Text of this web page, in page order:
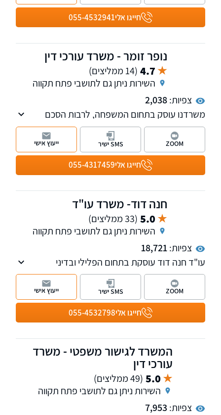
חייגו אלי055-4532941
נופר זומר - משרד עורכי דין
4.7 (14 ממליצים)
השירות ניתן גם לתושבי פתח תקווה
צפיות:2,038
משרדנו עוסק בתחום המשפחה, לרבות הסכם
גירושים, מזונות, אפוטרופסות, דיני הגירה הסדרת
מעמד ומשפט מנהלי. למשרד שלוחות בפתח
תקווה ובראש העין.
חייגו אלי055-4317459
ZOOM SMS ישיר ייעוץ אישי
חנה דוד- משרד עו"ד
5.0 (33 ממליצים)
השירות ניתן גם לתושבי פתח תקווה
צפיות:18,721
עו"ד חנה דוד עוסקת בתחום הפלילי ובדיני
תעבורה, שירתה במשטרה כשוטרת תנועה,
מפעילת "ינשוף", חוקרת ותובעת - מייצגת נאשמים
בתחום התעבורה והפלילי בלבד. בעלת ניסיון של
למעלה מ- 25 שנה. נשמח לקבוע עמכם פגישת
ייעוץ, השירות ניתן בכל רחבי הארץ.
חייגו אלי055-4532798
ZOOM SMS ישיר ייעוץ אישי
המשרד לגישור משפטי - משרד
עורכי דין
5.0 (49 ממליצים)
השירות ניתן גם לתושבי פתח תקווה
צפיות: 7,953